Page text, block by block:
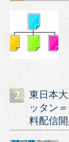
東日本
ッタン
料配信開